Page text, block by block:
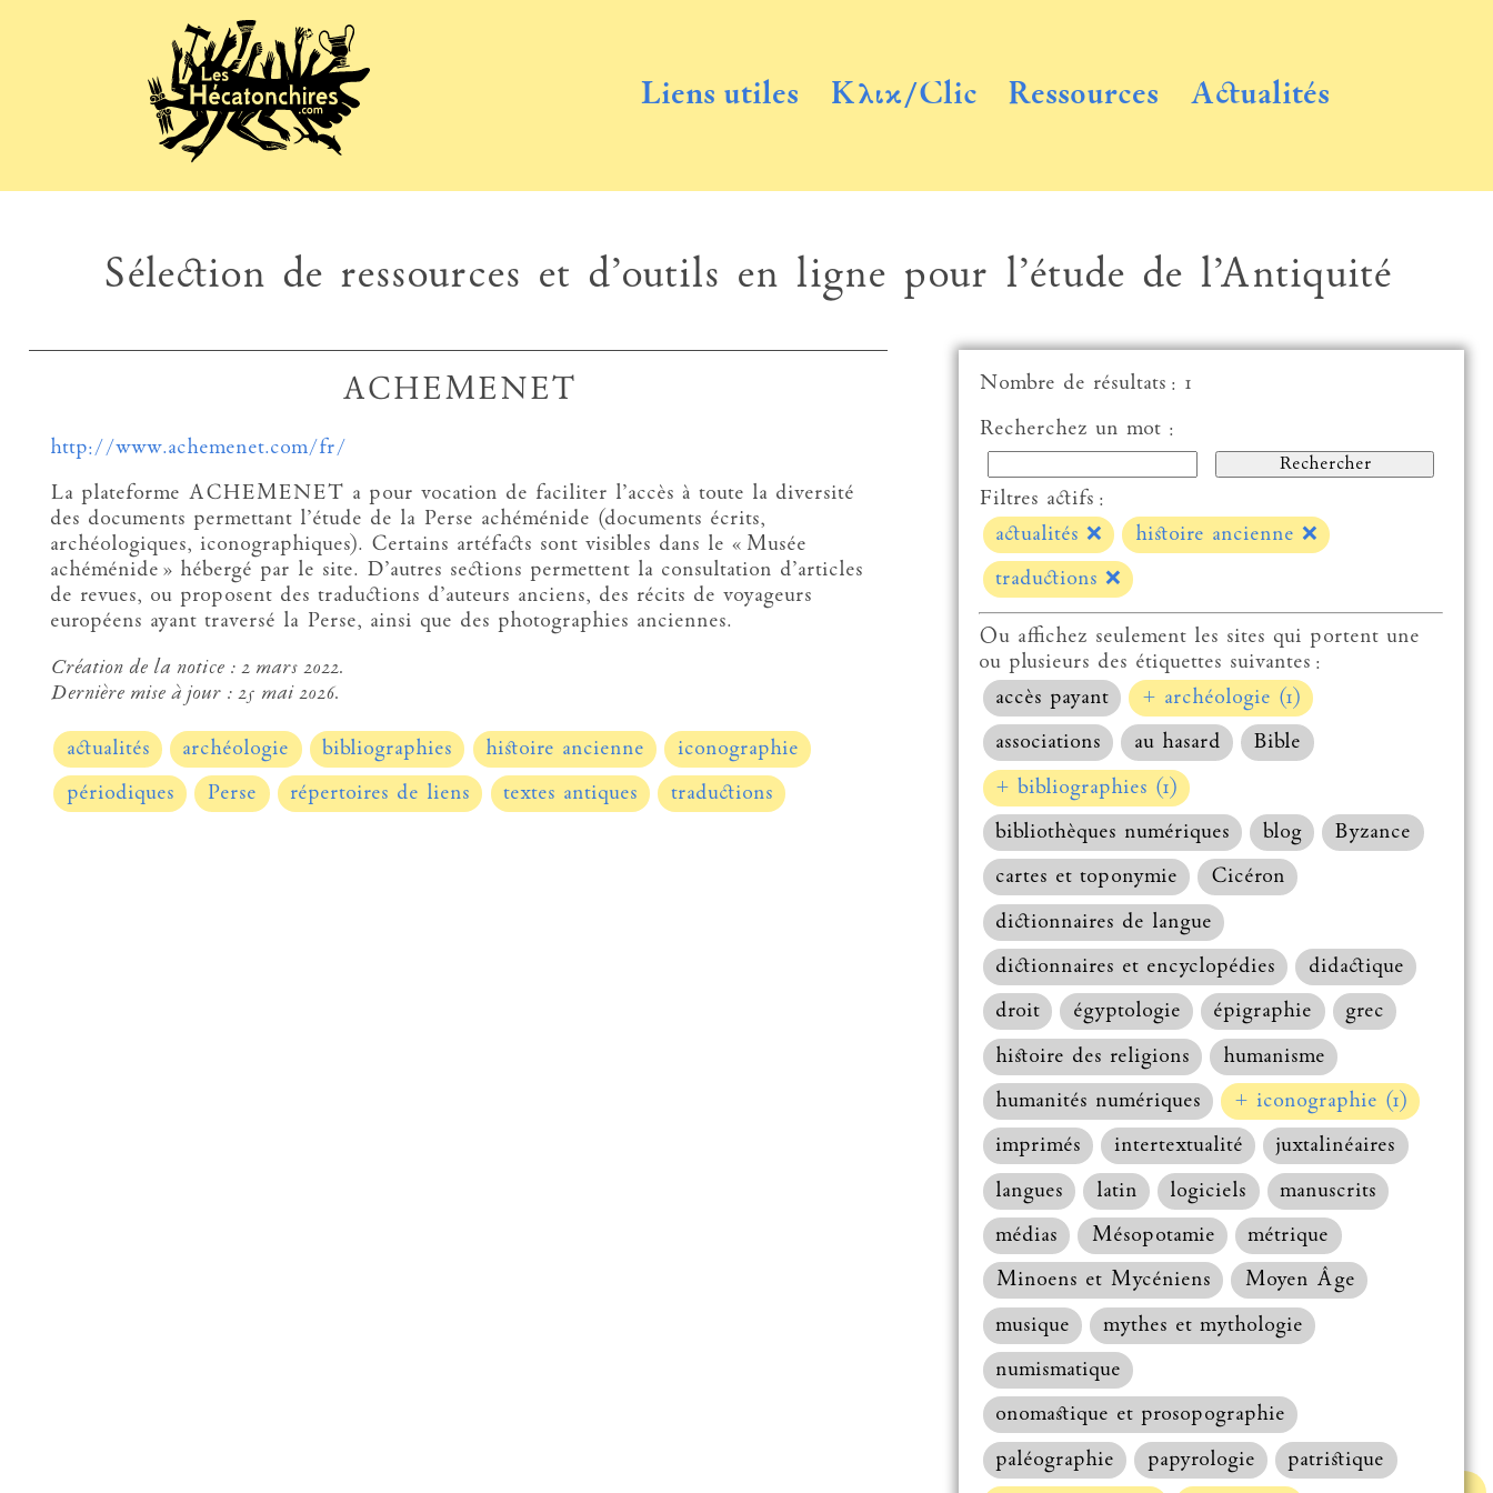
Liens utiles Κλικ/Clic Ressources Actualités
Sélection de ressources et d’outils en ligne pour l’étude de l’Antiquité
Haut de la
ACHEMENET
http://www.achemenet.com/fr/
La plateforme ACHEMENET a pour vocation de faciliter l’accès à toute la diversité
des documents permettant l’étude de la Perse achéménide (documents écrits,
archéologiques, iconographiques). Certains artéfacts sont visibles dans le « Musée
achéménide » hébergé par le site. D’autres sections permettent la consultation d’articles
de revues, ou proposent des traductions d’auteurs anciens, des récits de voyageurs
européens ayant traversé la Perse, ainsi que des photographies anciennes.
Création de la notice : 2 mars 2022.
Dernière mise à jour : 25 mai 2026.
actualités archéologie bibliographies histoire ancienne
iconographie
périodiques
Perse répertoires de liens textes antiques traductions
Nombre de résultats : 1
Recherchez un mot :
Filtres actifs :
actualités ❌ histoire ancienne ❌
traductions ❌
Ou affichez seulement les sites qui portent une
ou plusieurs des étiquettes suivantes :
accès payant
+ archéologie (1)
associations
au hasard
Bible
+ bibliographies (1)
bibliothèques numériques
blog
Byzance
cartes et toponymie
Cicéron
dictionnaires de langue
dictionnaires et encyclopédies
didactique
droit
égyptologie épigraphie
grec
histoire des religions
humanisme
humanités numériques
+ iconographie (1)
imprimés
intertextualité
juxtalinéaires
langues
latin logiciels
manuscrits
médias
Mésopotamie
métrique
Minoens et Mycéniens
Moyen Âge
musique
mythes et mythologie
numismatique
onomastique et prosopographie
paléographie
papyrologie patristique